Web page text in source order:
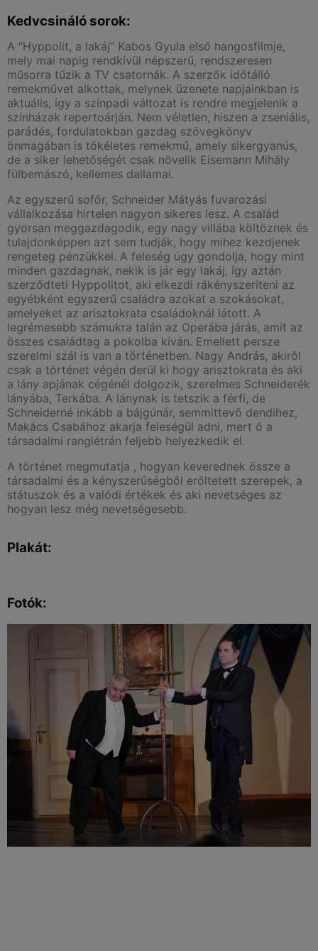
Kedvcsináló sorok:
A “Hyppolit, a lakáj” Kabos Gyula első hangosfilmje,
mely mai napig rendkívül népszerű, rendszeresen
műsorra tűzik a TV csatornák. A szerzők időtálló
remekművet alkottak, melynek üzenete napjainkban is
aktuális, így a színpadi változat is rendre megjelenik a
színházak repertoárján. Nem véletlen, hiszen a zseniális,
parádés, fordulatokban gazdag szövegkönyv
önmagában is tökéletes remekmű, amely sikergyanús,
de a siker lehetőségét csak növelik Eisemann Mihály
fülbemászó, kellemes dallamai.
Az egyszerű sofőr, Schneider Mátyás fuvarozási
vállalkozása hirtelen nagyon sikeres lesz. A család
gyorsan meggazdagodik, egy nagy villába költöznek és
tulajdonképpen azt sem tudják, hogy mihez kezdjenek
rengeteg pénzükkel. A feleség úgy gondolja, hogy mint
minden gazdagnak, nekik is jár egy lakáj, így aztán
szerződteti Hyppolitot, aki elkezdi rákényszeríteni az
egyébként egyszerű családra azokat a szokásokat,
amelyeket az arisztokrata családoknál látott. A
legrémesebb számukra talán az Operába járás, amit az
összes családtag a pokolba kíván. Emellett persze
szerelmi szál is van a történetben. Nagy András, akiről
csak a történet végén derül ki hogy arisztokrata és aki
a lány apjának cégénél dolgozik, szerelmes Schneiderék
lányába, Terkába. A lánynak is tetszik a férfi, de
Schneiderné inkább a bájgúnár, semmittevő dendihez,
Makács Csabához akarja feleségül adni, mert ő a
társadalmi ranglétrán feljebb helyezkedik el.
A történet megmutatja , hogyan keverednek össze a
társadalmi és a kényszerűségből erőltetett szerepek, a
státuszok és a valódi értékek és aki nevetséges az
hogyan lesz még nevetségesebb.
Plakát:
Fotók: